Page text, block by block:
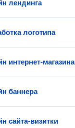
лендинга
логотипа
интернет-магазина
баннера
сайта-визитки